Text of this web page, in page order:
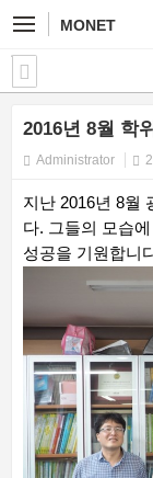
MONET
2016년 8월 학
Administrator
지난 2016년 8월
다. 그들의 모습
성공을 기원합니